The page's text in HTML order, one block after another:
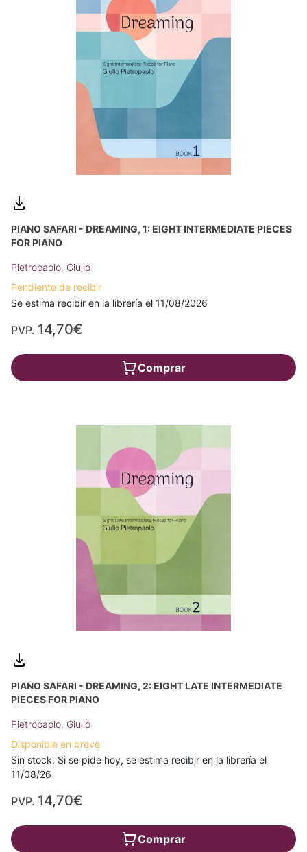
PIANO SAFARI - DREAMING, 1: EIGHT INTERMEDIATE PIECES
FOR PIANO
Pietropaolo, Giulio
Pendiente de recibir
Se estima recibir en la librería el 11/08/2026
PVP. 14,70€
Comprar
PIANO SAFARI - DREAMING, 2: EIGHT LATE INTERMEDIATE
PIECES FOR PIANO
Pietropaolo, Giulio
Disponible en breve
Sin stock. Si se pide hoy, se estima recibir en la librería el
11/08/26
PVP. 14,70€
Comprar